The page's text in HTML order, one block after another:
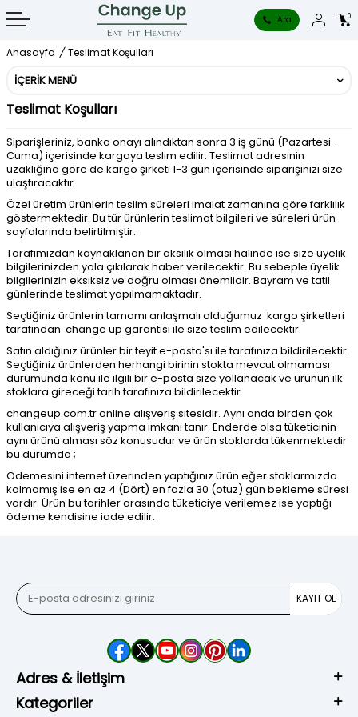
Ara 0
Anasayfa / Teslimat Koşulları
İÇERIK MENÜ
Teslimat Koşulları
Siparişleriniz, banka onayı alındıktan sonra 3 iş günü (Pazartesi-
Cuma) içerisinde kargoya teslim edilir. Teslimat adresinin
uzaklığına göre de kargo şirketi 1-3 gün içerisinde siparişinizi size
ulaştıracaktır.
Özel üretim ürünlerin teslim süreleri imalat zamanına göre farklılık
göstermektedir. Bu tür ürünlerin teslimat bilgileri ve süreleri ürün
sayfalarında belirtilmiştir.
Tarafımızdan kaynaklanan bir aksilik olması halinde ise size üyelik
bilgilerinizden yola çıkılarak haber verilecektir. Bu sebeple üyelik
bilgilerinizin eksiksiz ve doğru olması önemlidir. Bayram ve tatil
günlerinde teslimat yapılmamaktadır.
Seçtiğiniz ürünlerin tamamı anlaşmalı olduğumuz kargo şirketleri
tarafından change up garantisi ile size teslim edilecektir.
Satın aldığınız ürünler bir teyit e-posta'sı ile tarafınıza bildirilecektir.
Seçtiğiniz ürünlerden herhangi birinin stokta mevcut olmaması
durumunda konu ile ilgili bir e-posta size yollanacak ve ürünün ilk
stoklara gireceği tarih tarafınıza bildirilecektir.
changeup.com.tr online alışveriş sitesidir. Aynı anda birden çok
kullanıcıya alışveriş yapma imkanı tanır. Enderde olsa tüketicinin
aynı ürünü alması söz konusudur ve ürün stoklarda tükenmektedir
bu durumda ;
Ödemesini internet üzerinden yaptığınız ürün eğer stoklarmızda
kalmamış ise en az 4 (Dört) en fazla 30 (otuz) gün bekleme süresi
vardır. Ürün bu tarihler arasında tüketiciye verilemez ise yaptığı
ödeme kendisine iade edilir.
KAYIT OL
Adres & İletişim
Kategoriler